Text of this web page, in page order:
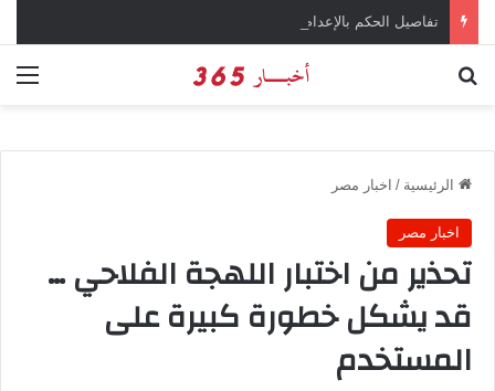
الرئيسية / اخبار مصر
اخبار مصر
تحذير من اختبار اللهجة الفلاحي …
قد يشكل خطورة كبيرة على
المستخدم